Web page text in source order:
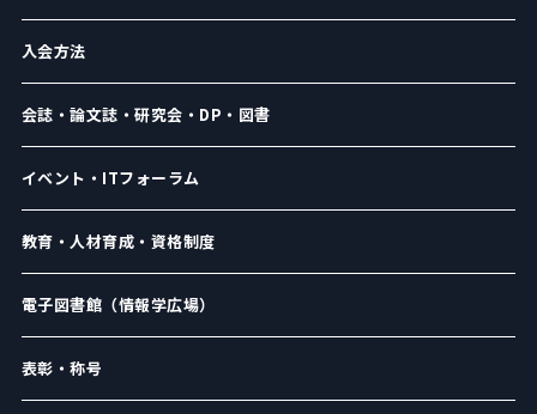
入会方法
会誌・論文誌・研究会・DP・図書
イベント・ITフォーラム
教育・人材育成・資格制度
電子図書館（情報学広場）
表彰・称号